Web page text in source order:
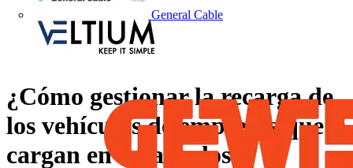
General Cable
¿Cómo gestionar la recarga de
los vehículos de empresas que
cargan en casa de los